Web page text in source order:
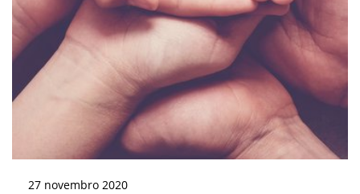
27 novembro 2020